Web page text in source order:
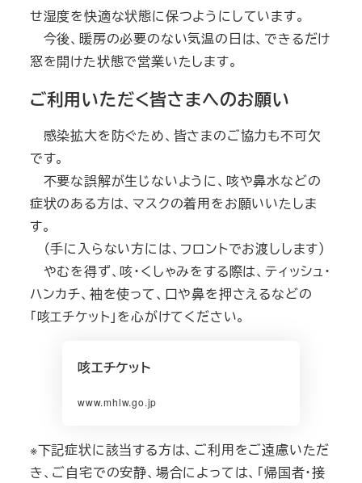
せ湿度を快適な状態に保つようにしています。
今後、暖房の必要のない気温の日は、できるだけ
窓を開けた状態で営業いたします。
ご利用いただく皆さまへのお願い
感染拡大を防ぐため、皆さまのご協力も不可欠
です。
不要な誤解が生じないように、咳や鼻水などの
症状のある方は、マスクの着用をお願いいたしま
す。
（手に入らない方には、フロントでお渡しします）
やむを得ず、咳・くしゃみをする際は、ティッシュ・
ハンカチ、袖を使って、口や鼻を押さえるなどの
「咳エチケット」を心がけてください。
咳エチケット
www.mhlw.go.jp
※下記症状に該当する方は、ご利用をご遠慮いただ
き、ご自宅での安静、場合によっては、「帰国者・接